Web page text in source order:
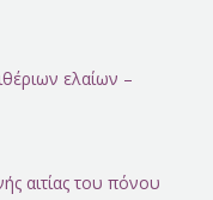
ελαίων –
αιτίας του πόνου